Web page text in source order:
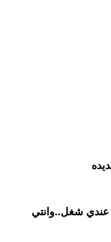
عندي شغل..وانتي